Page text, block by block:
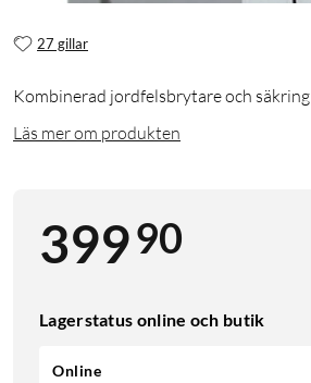
27 gillar
Kombinerad jordfelsbrytare och säkring
Läs mer om produkten
39990
Lagerstatus online och butik
Online